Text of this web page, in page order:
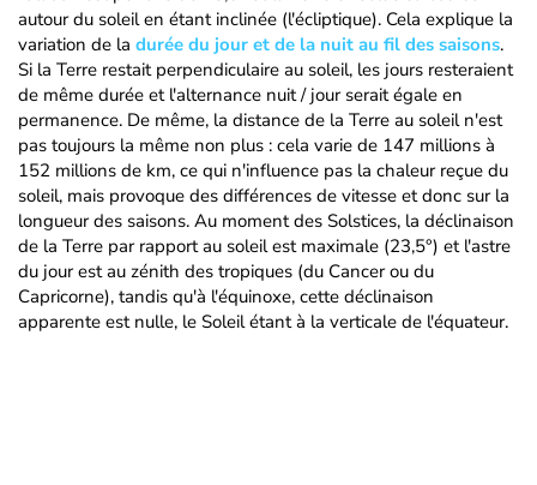
autour du soleil en étant inclinée (l'écliptique). Cela explique la
variation de la durée du jour et de la nuit au fil des saisons.
Si la Terre restait perpendiculaire au soleil, les jours resteraient
de même durée et l'alternance nuit / jour serait égale en
permanence. De même, la distance de la Terre au soleil n'est
pas toujours la même non plus : cela varie de 147 millions à
152 millions de km, ce qui n'influence pas la chaleur reçue du
soleil, mais provoque des différences de vitesse et donc sur la
longueur des saisons. Au moment des Solstices, la déclinaison
de la Terre par rapport au soleil est maximale (23,5°) et l'astre
du jour est au zénith des tropiques (du Cancer ou du
Capricorne), tandis qu'à l'équinoxe, cette déclinaison
apparente est nulle, le Soleil étant à la verticale de l'équateur.